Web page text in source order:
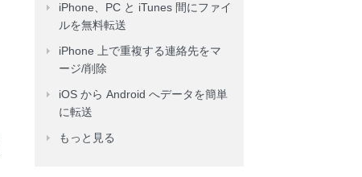
iPhone、PC と iTunes 間にファイ
ルを無料転送
iPhone 上で重複する連絡先をマ
ージ/削除
iOS から Android へデータを簡単
に転送
もっと見る